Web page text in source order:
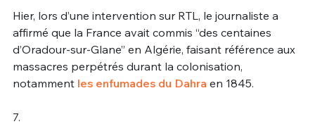
Hier, lors d’une intervention sur RTL, le journaliste a
affirmé que la France avait commis “des centaines
d’Oradour-sur-Glane” en Algérie, faisant référence aux
massacres perpétrés durant la colonisation,
notamment les enfumades du Dahra en 1845.
7.